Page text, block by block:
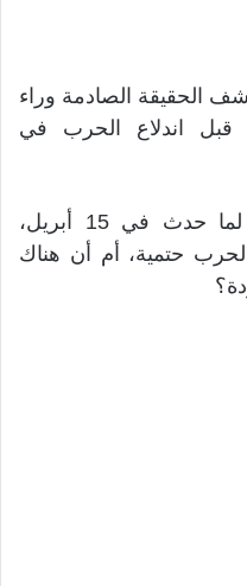
الحقيقة الصادمة وراء
قبل اندلاع الحرب في
هذه السلسلة ستغير نظرتك لما حدث في 15 أبريل،
حتمية، أم أن هناك